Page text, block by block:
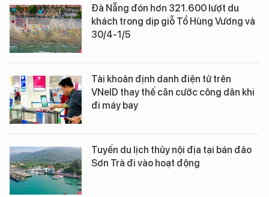
Đà Nẵng đón hơn 321.600 lượt du
khách trong dịp giỗ Tổ Hùng Vương và
30/4-1/5
Tài khoản định danh điện tử trên
VNeID thay thế căn cước công dân khi
đi máy bay
Tuyến du lịch thủy nội địa tại bán đảo
Sơn Trà đi vào hoạt động